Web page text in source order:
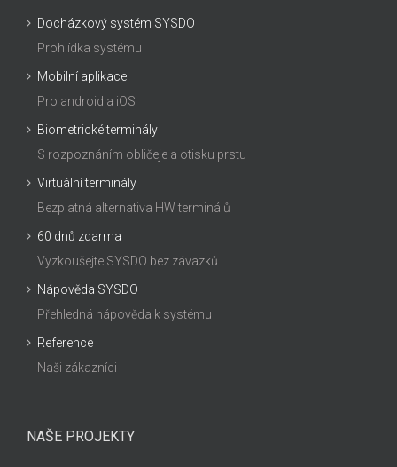
Docházkový systém SYSDO
Prohlídka systému
Mobilní aplikace
Pro android a iOS
Biometrické terminály
S rozpoznáním obličeje a otisku prstu
Virtuální terminály
Bezplatná alternativa HW terminálů
60 dnů zdarma
Vyzkoušejte SYSDO bez závazků
Nápověda SYSDO
Přehledná nápověda k systému
Reference
Naši zákazníci
NAŠE PROJEKTY